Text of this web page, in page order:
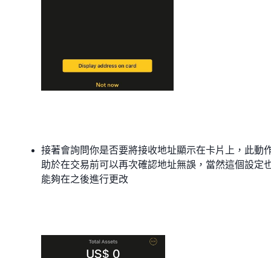
接著會詢問你是否要將接收地址顯示在卡片上，此動
助於在交易前可以再次確認地址無誤，當然這個設定
能夠在之後進行更改